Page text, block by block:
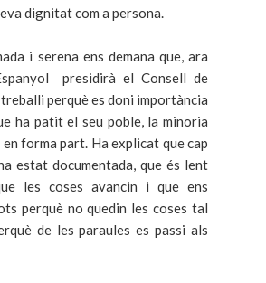
dignitat com a persona.
i serena ens demana que, ara
presidirà el Consell de
perquè es doni importància
ha patit el seu poble, la minoria
forma part. Ha explicat que cap
estat documentada, que és lent
les coses avancin i que ens
perquè no quedin les coses tal
de les paraules es passi als